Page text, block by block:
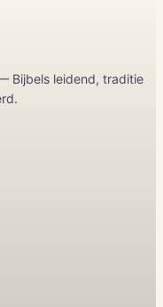
Bijbels leidend, traditie